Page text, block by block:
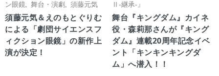
ン眼鏡
舞台・演劇 須藤元気
須藤元気＆えのもとぐりむ
による「劇団サイエンスフ
ィクション眼鏡」の新作上
演が決定！
Ⅱ-継承-』
舞台『キングダム』カイネ
役・森莉那さんが『キング
ダム』連載20周年記念イベ
ント「キンキンキングダ
ム」へ潜入！！